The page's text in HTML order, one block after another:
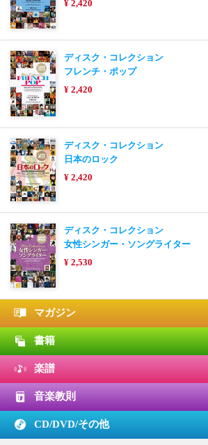
¥ 2,420
ディスク・コレクション
フレンチ・ポップ
¥ 2,420
ディスク・コレクション
日本のロック
¥ 2,420
ディスク・コレクション
女性シンガー・ソングライター
¥ 2,530
マガジン
書籍
楽譜
音楽教則
CD/DVD/その他